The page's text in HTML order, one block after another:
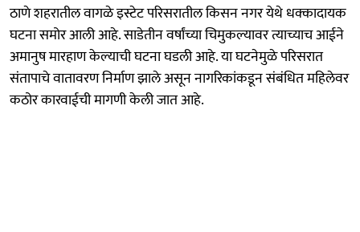
ठाणे शहरातील वागळे इस्टेट परिसरातील किसन नगर येथे धक्कादायक
घटना समोर आली आहे. साडेतीन वर्षांच्या चिमुकल्यावर त्याच्याच आईने
अमानुष मारहाण केल्याची घटना घडली आहे. या घटनेमुळे परिसरात
संतापाचे वातावरण निर्माण झाले असून नागरिकांकडून संबंधित महिलेवर
कठोर कारवाईची मागणी केली जात आहे.